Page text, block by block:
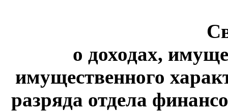
о доходах,
имущественного
разряда отдела